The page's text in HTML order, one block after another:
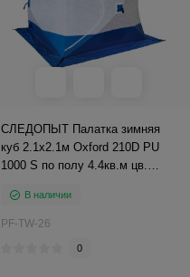
СЛЕДОПЫТ Палатка зимняя
куб 2.1х2.1м Oxford 210D PU
1000 S по полу 4.4кв.м цв.
В наличии
PF-TW-26
0